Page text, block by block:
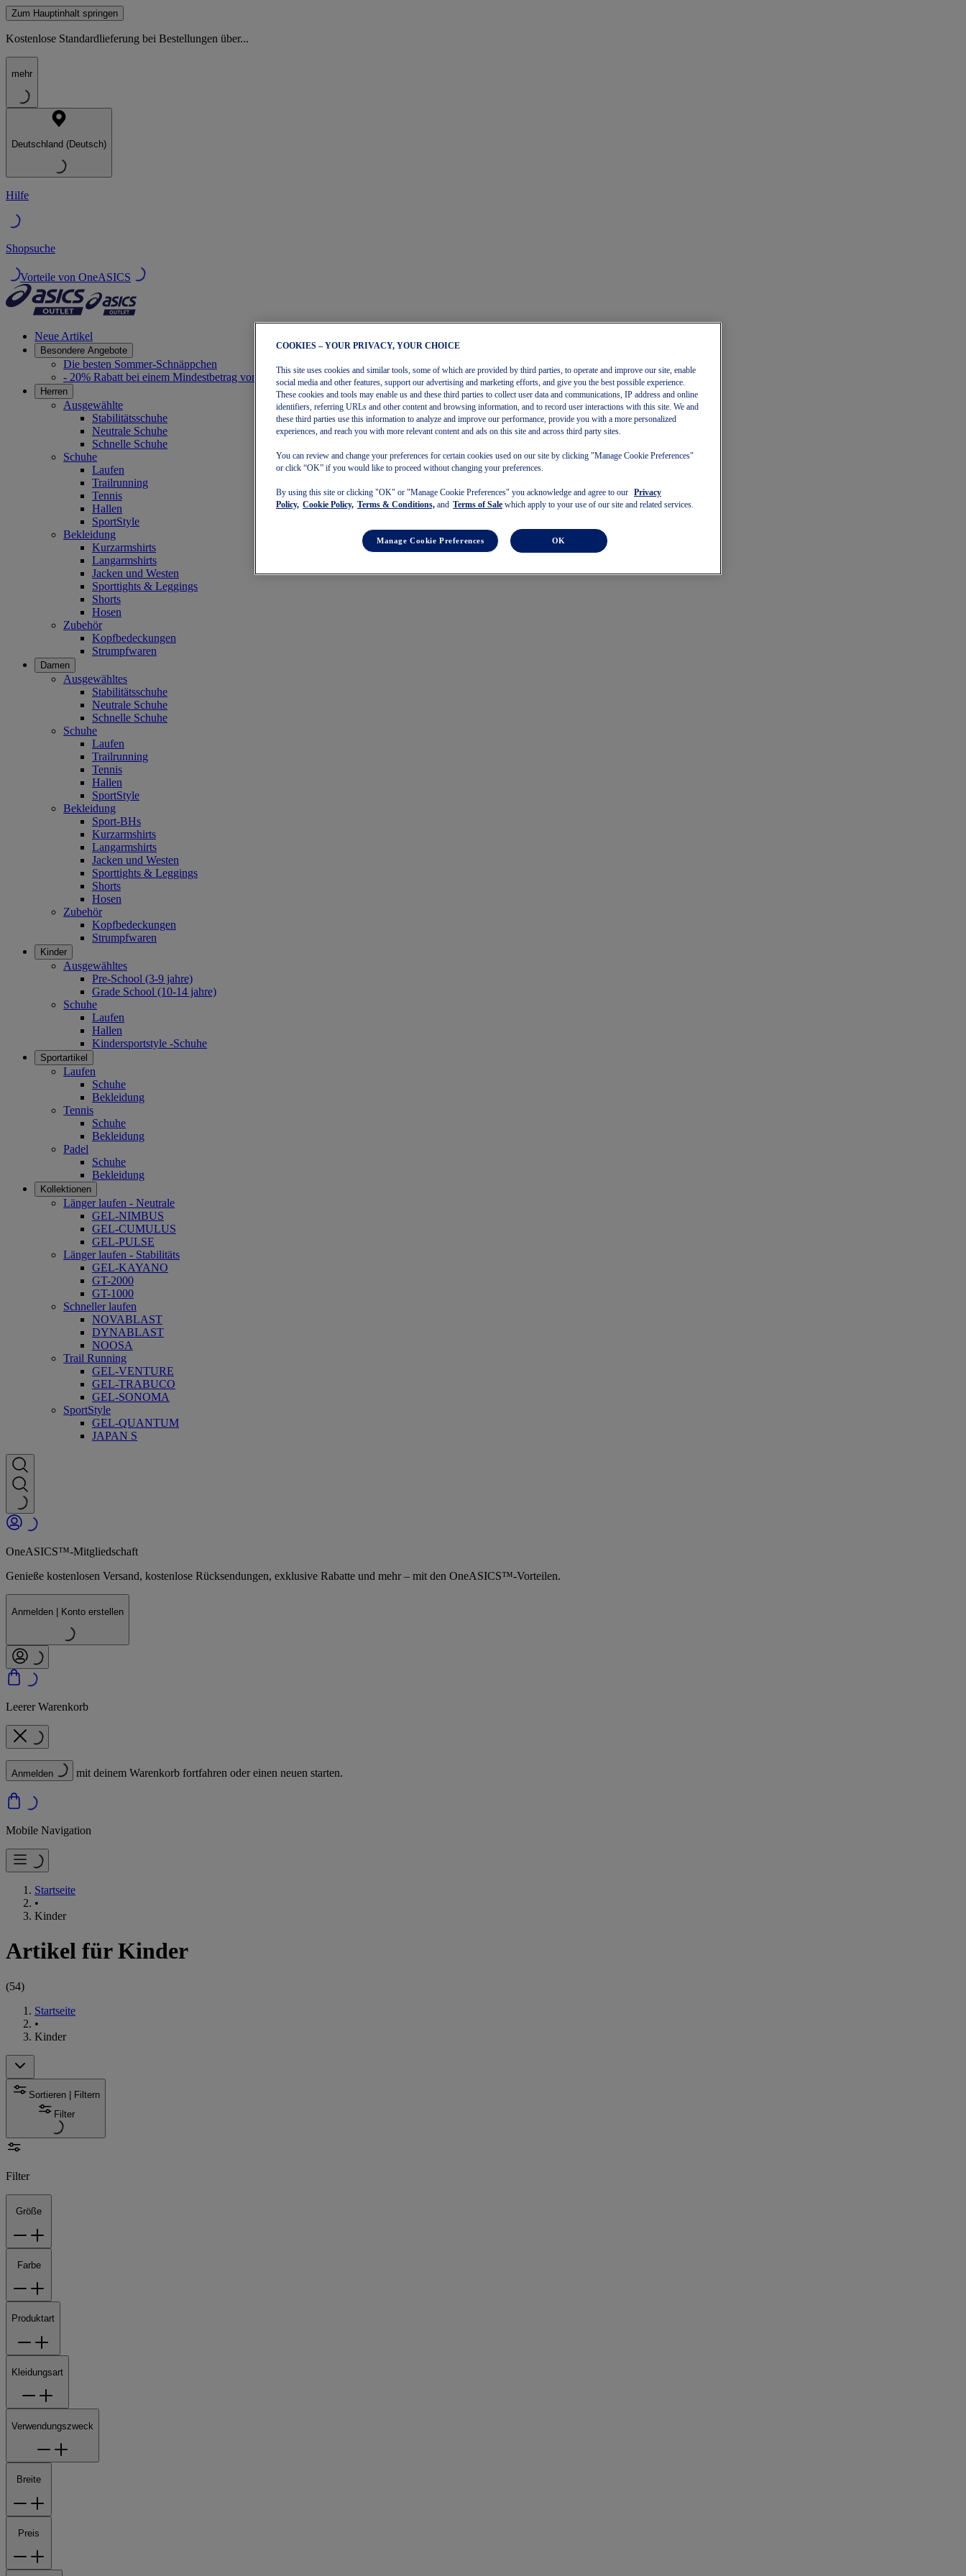
Zum Hauptinhalt springen
Kostenlose Standardlieferung bei Bestellungen über...
mehr
Deutschland (Deutsch)
Hilfe
Shopsuche
Vorteile von OneASICS
Neue Artikel
Besondere Angebote
Die besten Sommer-Schnäppchen
- 20% Rabatt bei einem Mindestbetrag von 30 €
Herren
Ausgewählte
Stabilitätsschuhe
Neutrale Schuhe
Schnelle Schuhe
Schuhe
Laufen
Trailrunning
Tennis
Hallen
SportStyle
Bekleidung
Kurzarmshirts
Langarmshirts
Jacken und Westen
Sporttights & Leggings
Shorts
Hosen
Zubehör
Kopfbedeckungen
Strumpfwaren
Damen
Ausgewähltes
Stabilitätsschuhe
Neutrale Schuhe
Schnelle Schuhe
Schuhe
Laufen
Trailrunning
Tennis
Hallen
SportStyle
Bekleidung
Sport-BHs
Kurzarmshirts
Langarmshirts
Jacken und Westen
Sporttights & Leggings
Shorts
Hosen
Zubehör
Kopfbedeckungen
Strumpfwaren
Kinder
Ausgewähltes
Pre-School (3-9 jahre)
Grade School (10-14 jahre)
Schuhe
Laufen
Hallen
Kindersportstyle -Schuhe
Sportartikel
Laufen
Schuhe
Bekleidung
Tennis
Schuhe
Bekleidung
Padel
Schuhe
Bekleidung
Kollektionen
Länger laufen - Neutrale
GEL-NIMBUS
GEL-CUMULUS
GEL-PULSE
Länger laufen - Stabilitäts
GEL-KAYANO
GT-2000
GT-1000
Schneller laufen
NOVABLAST
DYNABLAST
NOOSA
Trail Running
GEL-VENTURE
GEL-TRABUCO
GEL-SONOMA
SportStyle
GEL-QUANTUM
JAPAN S
OneASICS™-Mitgliedschaft
Genieße kostenlosen Versand, kostenlose Rücksendungen, exklusive Rabatte und mehr – mit den OneASICS™-Vorteilen.
Anmelden | Konto erstellen
Leerer Warenkorb
Anmelden mit deinem Warenkorb fortfahren oder einen neuen starten.
Mobile Navigation
Startseite
•
Kinder
Artikel für Kinder
(54)
Startseite
•
Kinder
Sortieren | Filtern
Filter
Filter
Größe
Farbe
Produktart
Kleidungsart
Verwendungszweck
Breite
Preis
COOKIES – YOUR PRIVACY, YOUR CHOICE
This site uses cookies and similar tools, some of which are provided by third parties, to operate and improve our site, enable
social media and other features, support our advertising and marketing efforts, and give you the best possible experience.
These cookies and tools may enable us and these third parties to collect user data and communications, IP address and online
identifiers, referring URLs and other content and browsing information, and to record user interactions with this site. We and
these third parties use this information to analyze and improve our performance, provide you with a more personalized
experiences, and reach you with more relevant content and ads on this site and across third party sites.
You can review and change your preferences for certain cookies used on our site by clicking "Manage Cookie Preferences"
or click “OK” if you would like to proceed without changing your preferences.
By using this site or clicking "OK" or "Manage Cookie Preferences" you acknowledge and agree to our
Privacy
Policy, Cookie Policy, Terms & Conditions, and Terms of Sale which apply to your use of our site and related services.
Manage Cookie Preferences OK